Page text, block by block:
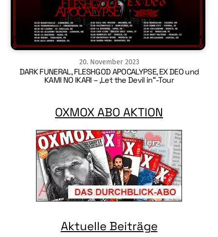
20. November 2023
DARK FUNERAL, FLESHGOD APOCALYPSE, EX DEO und
KAMI NO IKARI – ‚Let the Devil in“-Tour
OXMOX ABO AKTION
Aktuelle Beiträge